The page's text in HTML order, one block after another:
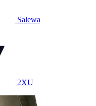
Salewa
2XU